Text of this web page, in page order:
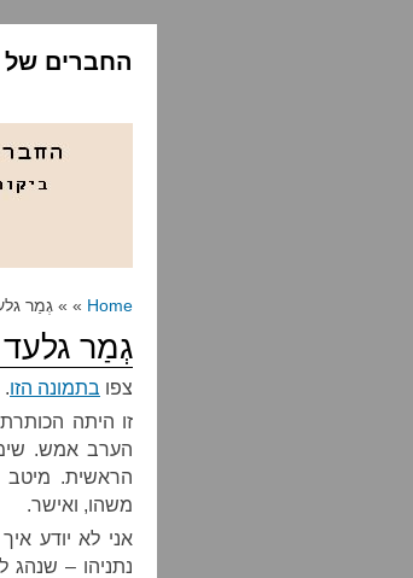
החברים של
Home » » גְמַר
גְמַר
צפו בתמונה הזו.
זו היתה
הערב אמש.
הראשית. מיטב
משהו, ואישר.
אני לא יודע
נתניהו – שנהג